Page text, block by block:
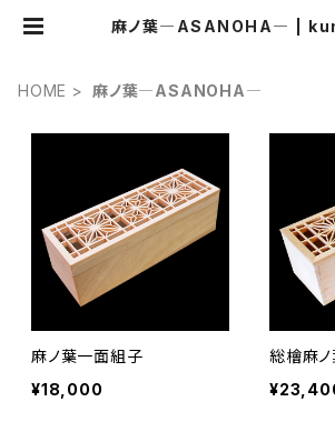
麻ノ葉―ASANOHA― |
HOME 麻ノ葉―ASANOHA―
麻ノ葉一面組子
¥18,000
総檜麻